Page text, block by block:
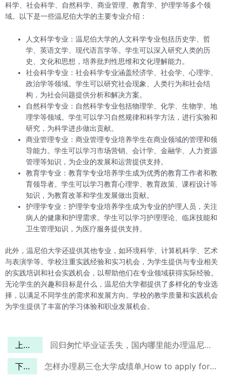
科学、社会科学、自然科学、商业管理、教育学、护理学等多个领
域。以下是一些温尼伯大学的主要专业介绍：
人文科学专业：温尼伯大学的人文科学专业包括历史学、哲
学、英语文学、现代语言学等。学生可以深入研究人类的历
史、文化和思想，培养批判性思维和文化理解能力。
社会科学专业：社会科学专业涵盖经济学、社会学、心理学、
政治学等领域。学生可以研究社会现象、人类行为和社会结
构，为社会问题提供分析和解决方案。
自然科学专业：自然科学专业包括物理学、化学、生物学、地
理学等领域。学生可以学习自然规律和科学方法，进行实验和
研究，为科学进步做出贡献。
商业管理专业：商业管理专业培养学生在商业领域的管理和领
导能力。学生可以学习市场营销、会计学、金融学、人力资源
管理等知识，为企业的发展和运营提供支持。
教育学专业：教育学专业培养学生成为优秀的教育工作者和教
育领导者。学生可以学习教育心理学、教育政策、课程设计等
知识，为教育改革和学生发展做出贡献。
护理学专业：护理学专业培养学生成为专业的护理人员，关注
病人的健康和护理需求。学生可以学习护理理论、临床技能和
卫生管理知识，为医疗服务提供支持。
此外，温尼伯大学还提供其他专业，如环境科学、计算机科学、艺术
与表演学等。学校注重实践经验和实习机会，为学生提供与专业相关
的实践培训和社会实践机会，以帮助他们在专业领域获得实际经验。
无论学生的兴趣和目标是什么，温尼伯大学都提供了多样化的专业选
择，以满足不同学生的需求和发展方向。学校的教学质量和实践机会
为学生提供了丰富的学习体验和职业发展机会。
上一篇 回归匆忙毕业证丢失，国内哪里能办理温尼伯大学文凭？
下一篇 怎样办理易三仓大学成绩单,How to apply for Assumption University transcript?